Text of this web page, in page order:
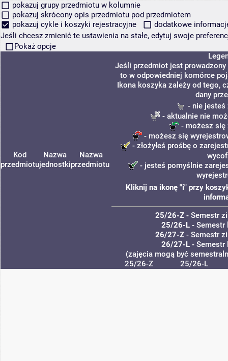
pokazuj grupy przedmiotu w kolumnie
pokazuj skrócony opis przedmiotu pod przedmiotem
pokazuj cykle i koszyki rejestracyjne
dodatkowe
Jeśli chcesz zmienić te ustawienia na stałe, edytuj swoje
Pokaż opcje
Kod
przedmiotu
Nazwa
jednostki
Nazwa
przedmiotu
Jeśli przedmiot jest
to w odpowiedniej komórce
Ikona koszyka zależy od tego,
dany
- nie jesteś
- aktualnie nie
- możesz się
- możesz się
- złożyłeś prośbę o
- jesteś pomyślnie
Kliknij na ikonę "i" przy
25/26-Z - Semestr
25/26-L -
26/27-Z - Semestr
26/27-L -
(zajęcia mogą być
25/26-Z
25/26-L